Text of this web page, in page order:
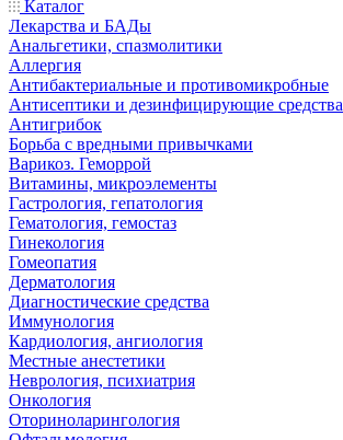
Каталог
Лекарства и БАДы
Анальгетики, спазмолитики
Аллергия
Антибактериальные и противомикробные
Антисептики и дезинфицирующие средства
Антигрибок
Борьба с вредными привычками
Варикоз. Геморрой
Витамины, микроэлементы
Гастрология, гепатология
Гематология, гемостаз
Гинекология
Гомеопатия
Дерматология
Диагностические средства
Иммунология
Кардиология, ангиология
Местные анестетики
Неврология, психиатрия
Онкология
Оториноларингология